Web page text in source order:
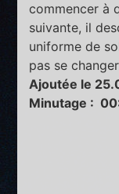
commencer à
suivante, il
uniforme de
pas se
Ajoutée le
Minutage :